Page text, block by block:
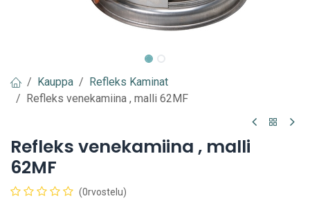
Kauppa
Refleks Kaminat
Refleks venekamiina , malli 62MF
Refleks venekamiina , malli
62MF
(0rvostelu)